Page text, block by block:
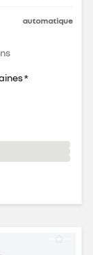
automatique
*